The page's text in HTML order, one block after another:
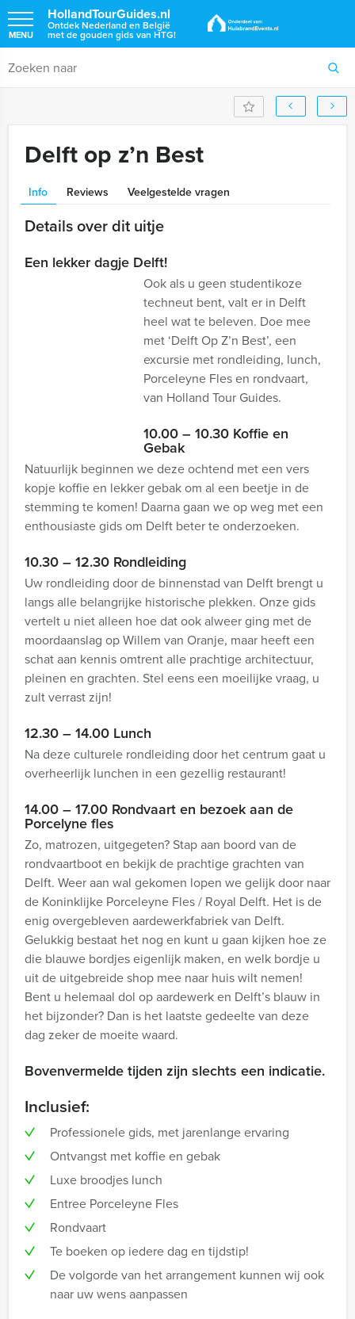
HollandTourGuides.nl
Ontdek Nederland en België
met de gouden gids van HTG!
MENU
Delft op z’n Best
Info Reviews Veelgestelde vragen
Details over dit uitje
Een lekker dagje Delft!
Ook als u geen studentikoze
techneut bent, valt er in Delft
heel wat te beleven. Doe mee
met ‘Delft Op Z’n Best’, een
excursie met rondleiding, lunch,
Porceleyne Fles en rondvaart,
van Holland Tour Guides.
10.00 – 10.30 Koffie en
Gebak
Natuurlijk beginnen we deze ochtend met een vers
kopje koffie en lekker gebak om al een beetje in de
stemming te komen! Daarna gaan we op weg met een
enthousiaste gids om Delft beter te onderzoeken.
10.30 – 12.30 Rondleiding
Uw rondleiding door de binnenstad van Delft brengt u
langs alle belangrijke historische plekken. Onze gids
vertelt u niet alleen hoe dat ook alweer ging met de
moordaanslag op Willem van Oranje, maar heeft een
schat aan kennis omtrent alle prachtige architectuur,
pleinen en grachten. Stel eens een moeilijke vraag, u
zult verrast zijn!
12.30 – 14.00 Lunch
Na deze culturele rondleiding door het centrum gaat u
overheerlijk lunchen in een gezellig restaurant!
14.00 – 17.00 Rondvaart en bezoek aan de
Porcelyne fles
Zo, matrozen, uitgegeten? Stap aan boord van de
rondvaartboot en bekijk de prachtige grachten van
Delft. Weer aan wal gekomen lopen we gelijk door naar
de Koninklijke Porceleyne Fles / Royal Delft. Het is de
enig overgebleven aardewerkfabriek van Delft.
Gelukkig bestaat het nog en kunt u gaan kijken hoe ze
die blauwe bordjes eigenlijk maken, en welk bordje u
uit de uitgebreide shop mee naar huis wilt nemen!
Bent u helemaal dol op aardewerk en Delft’s blauw in
het bijzonder? Dan is het laatste gedeelte van deze
dag zeker de moeite waard.
Bovenvermelde tijden zijn slechts een indicatie.
Inclusief:
Professionele gids, met jarenlange ervaring
Ontvangst met koffie en gebak
Luxe broodjes lunch
Entree Porceleyne Fles
Rondvaart
Te boeken op iedere dag en tijdstip!
De volgorde van het arrangement kunnen wij ook
naar uw wens aanpassen